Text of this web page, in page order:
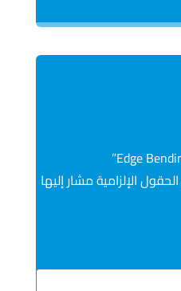
الحقول الإلزامية مشار إليها